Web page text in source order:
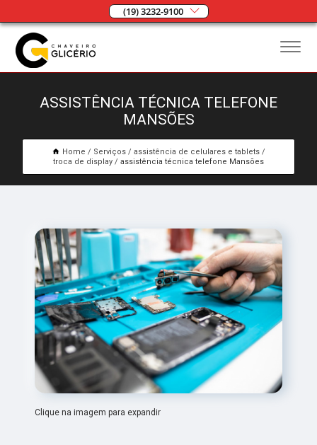
(19) 3232-9100
ASSISTÊNCIA TÉCNICA TELEFONE
MANSÕES
Home Serviços
assistência de celulares e tablets
troca de display
assistência técnica telefone Mansões
Clique na imagem para expandir